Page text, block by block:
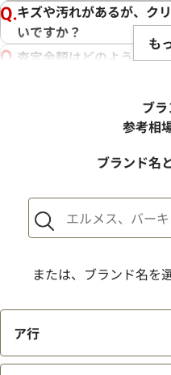
キズや汚れがあるが、ク
いですか？
査定金額はどのように決
売却するか悩んでいるの
1点からでも査定できま
も
ブ
参考相
ブランド名
または、ブランド名を
ア行